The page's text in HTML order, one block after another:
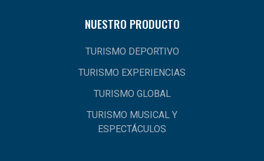
NUESTRO PRODUCTO
TURISMO DEPORTIVO
TURISMO EXPERIENCIAS
TURISMO GLOBAL
TURISMO MUSICAL Y
ESPECTÁCULOS